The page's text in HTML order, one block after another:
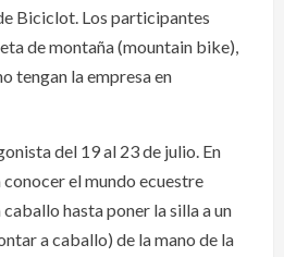
Biciclot. Los participantes
de montaña (mountain bike),
tengan la empresa en
del 19 al 23 de julio. En
el mundo ecuestre
hasta poner la silla a un
a caballo) de la mano de la